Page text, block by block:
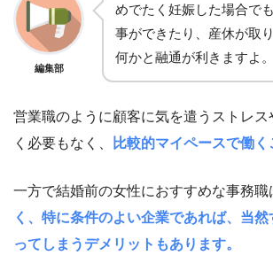
編集部
めでたく妊娠した場合で
事ができたり、産休が取
何かと融通が利きますよ。
営業職のように顧客に気を遣うストレス
く必要もなく、
比較的マイペースで働く
一方で結婚前の女性におすすめな事務職
く、特に条件のよい企業であれば、当然
ってしまうデメリットもあります。